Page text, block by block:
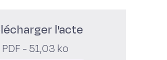
l'acte
PDF - 51,03 ko